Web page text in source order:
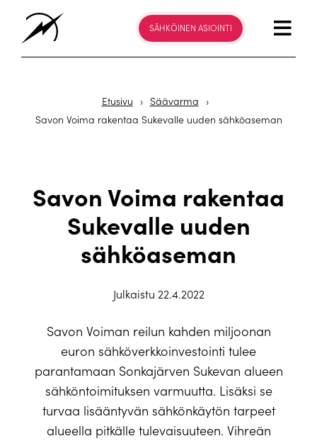
SÄHKÖINEN ASIOINTI
Etusivu › Säävarma
›
Savon Voima rakentaa Sukevalle uuden sähköaseman
Savon Voima rakentaa
Sukevalle uuden
sähköaseman
Julkaistu 22.4.2022
Savon Voiman reilun kahden miljoonan
euron sähköverkkoinvestointi tulee
parantamaan Sonkajärven Sukevan alueen
sähköntoimituksen varmuutta. Lisäksi se
turvaa lisääntyvän sähkönkäytön tarpeet
alueella pitkälle tulevaisuuteen. Vihreän